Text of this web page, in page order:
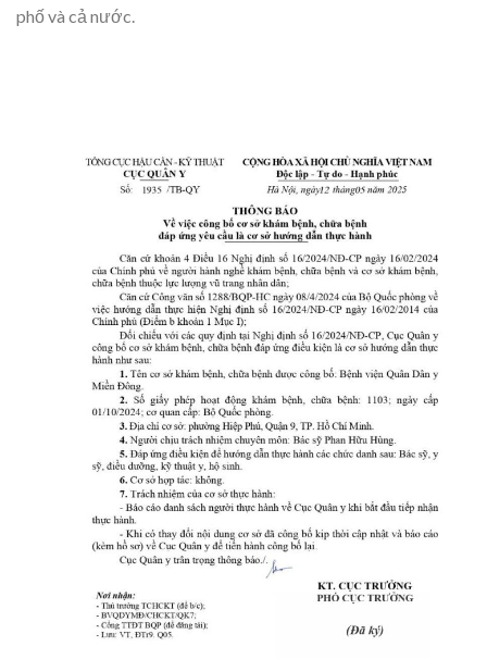
phố và cả nước.